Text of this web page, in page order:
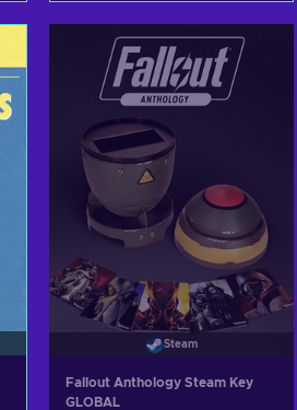
Pridėti į krepšelį
Peržiūrėti pasiūlymus
Steam
Fallout Anthology Steam Key
GLOBAL